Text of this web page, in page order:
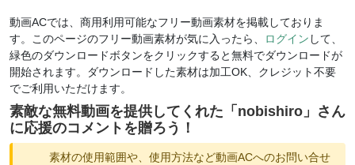
動画ACでは、商用利用可能なフリー動画素材を掲載しておりま
す。このページのフリー動画素材が気に入ったら、
ログイン して、
緑色のダウンロードボタンをクリックすると無料でダウンロードが
開始されます。ダウンロードした素材は加工OK、クレジット不要
でご利用いただけます。
素敵な無料動画を提供してくれた「 nobishiro 」さん
に応援のコメントを贈ろう！
素材の使用範囲や、使用方法など動画ACへのお問い合せ